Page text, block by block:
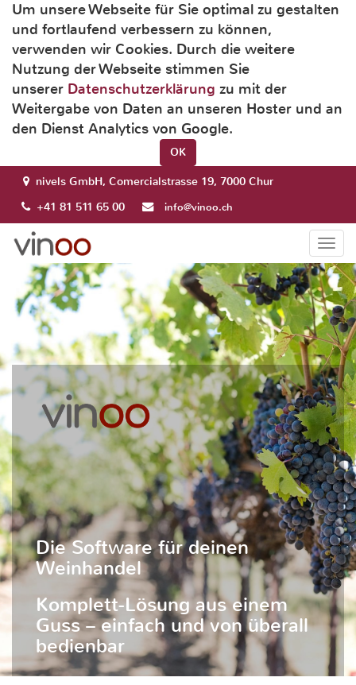
Um unsere Webseite für Sie optimal zu gestalten
und fortlaufend verbessern zu können,
verwenden wir Cookies. Durch die weitere
Nutzung der Webseite stimmen Sie
unserer Datenschutzerklärung zu mit der
Weitergabe von Daten an unseren Hoster und an
den Dienst Analytics von Google.
OK
nivels GmbH, Comercialstrasse 19, 7000 Chur
+41 81 511 65 00
info@vinoo.ch
Die Software für deinen
Weinhandel
Komplett-Lösung aus einem
Guss – einfach und von überall
bedienbar